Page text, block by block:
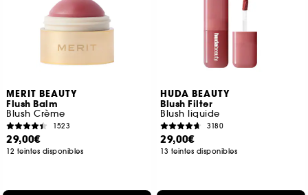
MERIT BEAUTY
Flush Balm
Blush Crème
1523
29,00€
12 teintes disponibles
HUDA BEAUTY
Blush Filter
Blush liquide
3180
29,00€
13 teintes disponibles